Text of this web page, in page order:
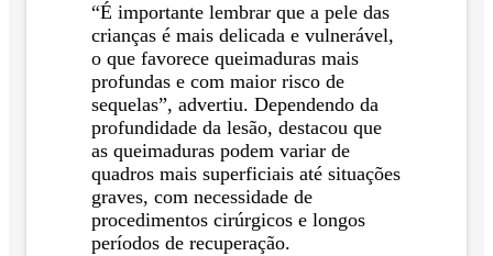
“É importante lembrar que a pele das
crianças é mais delicada e vulnerável,
o que favorece queimaduras mais
profundas e com maior risco de
sequelas”, advertiu. Dependendo da
profundidade da lesão, destacou que
as queimaduras podem variar de
quadros mais superficiais até situações
graves, com necessidade de
procedimentos cirúrgicos e longos
períodos de recuperação.